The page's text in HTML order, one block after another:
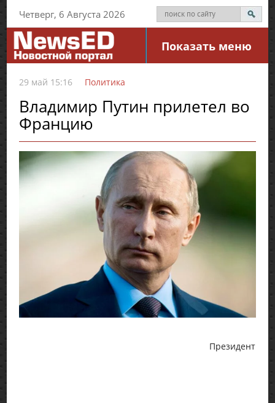
Четверг, 6 Августа 2026
Показать меню
29 май 15:16 Политика
Владимир Путин прилетел во
Францию
Президент